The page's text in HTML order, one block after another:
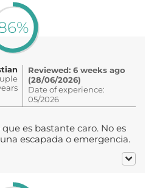
Reviewed: 6 weeks ago
(28/06/2026)
Date of experience:
05/2026
es bastante caro. No es
escapada o emergencia.